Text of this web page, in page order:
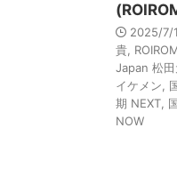
2025/7/
貴
Japan 松田
イケメン
期 NEXT
NOW